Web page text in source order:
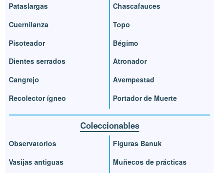
Pataslargas
Cuernilanza
Pisoteador
Dientes serrados
Cangrejo
Recolector ígneo
Chascafauces
Topo
Bégimo
Atronador
Avempestad
Portador de Muerte
Coleccionables
Observatorios
Vasijas antiguas
Figuras Banuk
Muñecos de prácticas